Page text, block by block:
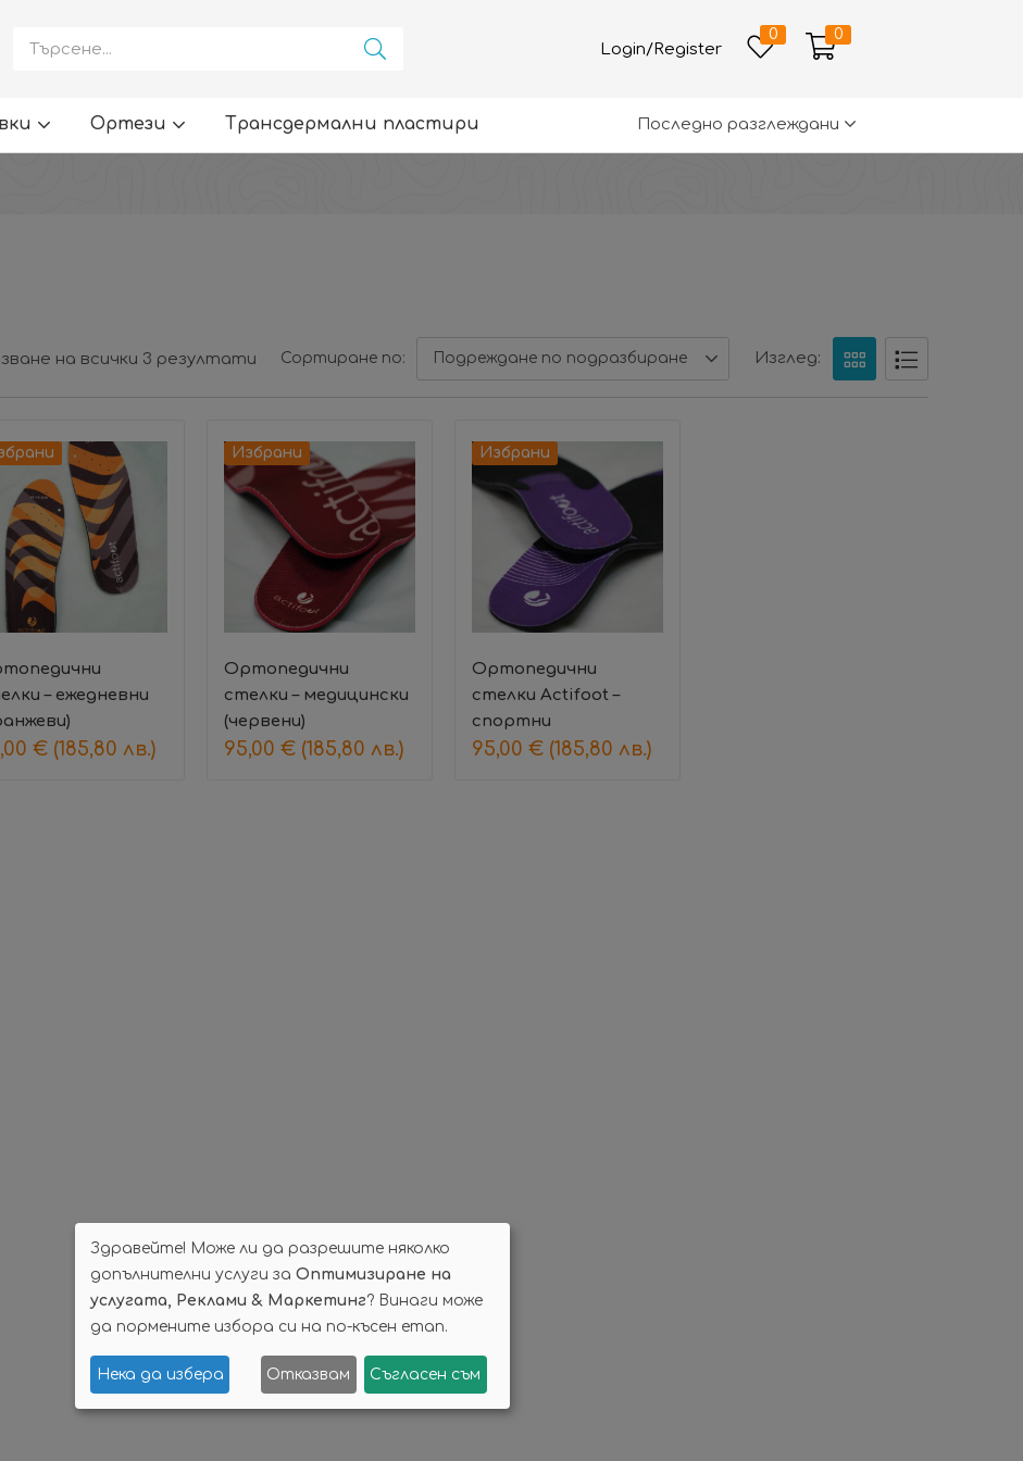
Login/Register
0 0
Ортези Трансдермални пластири Последно разглеждани
на всички 3 резултати Сортиране по: Подреждане по подразбиране Изглед:
– ежедневни
€ (185,80 лв.)
Избрани
Ортопедични
стелки – медицински
(червени)
95,00 € (185,80 лв.)
Избрани
Ортопедични
стелки Actifoot –
спортни
95,00 € (185,80 лв.)
Здравейте! Може ли да разрешите няколко
допълнителни услуги за Оптимизиране на
услугата, Реклами & Маркетинг? Винаги може
да пормените избора си на по-късен етап.
Нека да избера Отказвам Съгласен съм